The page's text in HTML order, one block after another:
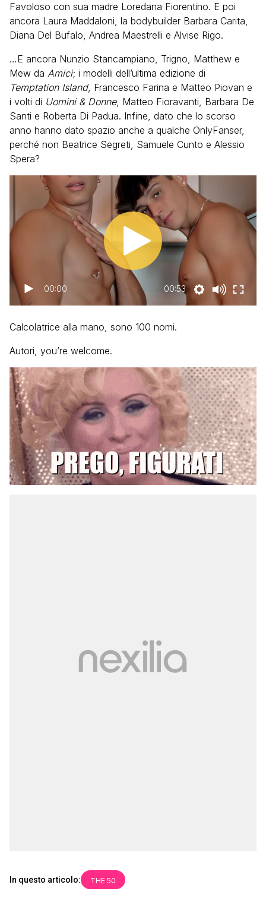
Favoloso con sua madre Loredana Fiorentino. E poi
ancora Laura Maddaloni, la bodybuilder Barbara Carita,
Diana Del Bufalo, Andrea Maestrelli e Alvise Rigo.
…E ancora Nunzio Stancampiano, Trigno, Matthew e
Mew da Amici; i modelli dell’ultima edizione di
Temptation Island, Francesco Farina e Matteo Piovan e
i volti di Uomini & Donne, Matteo Fioravanti, Barbara De
Santi e Roberta Di Padua. Infine, dato che lo scorso
anno hanno dato spazio anche a qualche OnlyFanser,
perché non Beatrice Segreti, Samuele Cunto e Alessio
Spera?
00:00 00:53
Calcolatrice alla mano, sono 100 nomi.
Autori, you’re welcome.
In questo articolo: THE 50